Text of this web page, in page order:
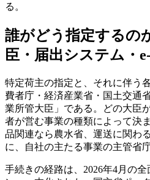
る。
誰がどう指定するの
臣・届出システム・
特定荷主の指定と、それに伴う
費者庁・経済産業省・国土交通
業所管大臣」である。どの大臣
者が営む事業の種類によって決
品関連なら農水省、運送に関わ
に、自社の主たる事業の主管省
手続きの経路は、2026年4月の